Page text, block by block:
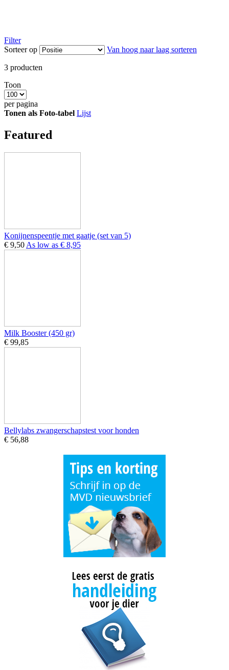
Filter
Sorteer op
Van hoog naar laag sorteren
3 producten
Toon
per pagina
Tonen als Foto-tabel Lijst
Featured
Konijnenspeentje met gaatje (set van 5)
€ 9,50 As low as € 8,95
Milk Booster (450 gr)
€ 99,85
Bellylabs zwangerschapstest voor honden
€ 56,88